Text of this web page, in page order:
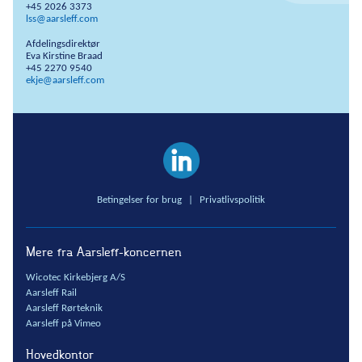
+45 2026 3373
lss@aarsleff.com
Afdelingsdirektør
Eva Kirstine Braad
+45 2270 9540
ekje@aarsleff.com
Betingelser for brug Privatlivspolitik
Mere fra Aarsleff-koncernen
Wicotec Kirkebjerg A/S
Aarsleff Rail
Aarsleff Rørteknik
Aarsleff på Vimeo
Hovedkontor